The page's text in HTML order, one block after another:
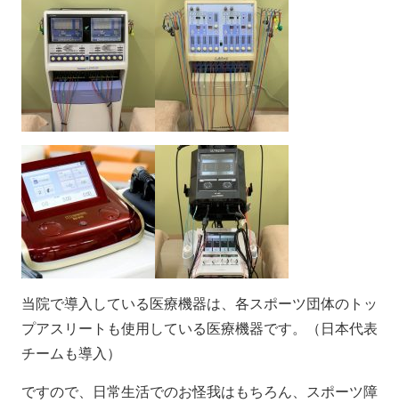
当院で導入している医療機器は、各スポーツ団体のトッ
プアスリートも使用している医療機器です。（日本代表
チームも導入）
ですので、日常生活でのお怪我はもちろん、スポーツ障